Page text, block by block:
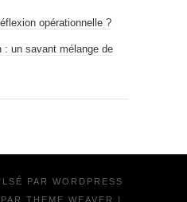
opérationnelle ?
: un savant mélange de
PAR WORDPRESS
THEME WEAVER